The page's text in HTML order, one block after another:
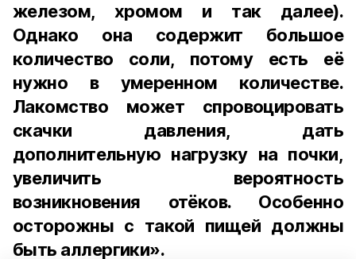
железом, хромом и так далее).
Однако она содержит большое
количество соли, потому есть её
нужно в умеренном количестве.
Лакомство может спровоцировать
скачки давления, дать
дополнительную нагрузку на почки,
увеличить вероятность
возникновения отёков. Особенно
осторожны с такой пищей должны
быть аллергики».